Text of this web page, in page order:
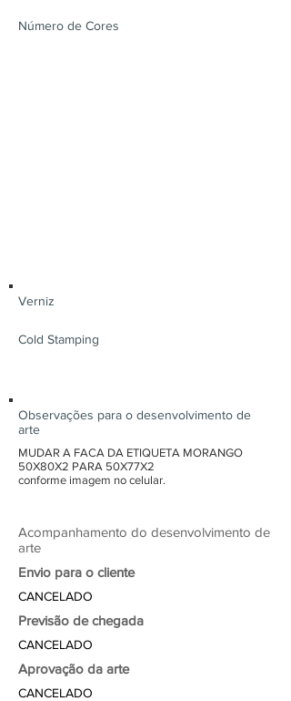
Número de Cores
Verniz
Cold Stamping
Observações para o desenvolvimento de
arte
MUDAR A FACA DA ETIQUETA MORANGO
50X80X2 PARA 50X77X2
conforme imagem no celular.
Acompanhamento do desenvolvimento de
arte
Envio para o cliente
CANCELADO
Previsão de chegada
CANCELADO
Aprovação da arte
CANCELADO